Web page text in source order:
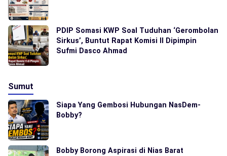
PDIP Somasi KWP Soal Tuduhan ‘Gerombolan
Sirkus’, Buntut Rapat Komisi II Dipimpin
Sufmi Dasco Ahmad
Sumut
Siapa Yang Gembosi Hubungan NasDem-
Bobby?
Bobby Borong Aspirasi di Nias Barat